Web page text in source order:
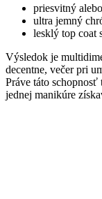
priesvitný
ultra jemný
lesklý top coat
Výsledok je
decentne, večer pri
Práve táto
jednej manikúre